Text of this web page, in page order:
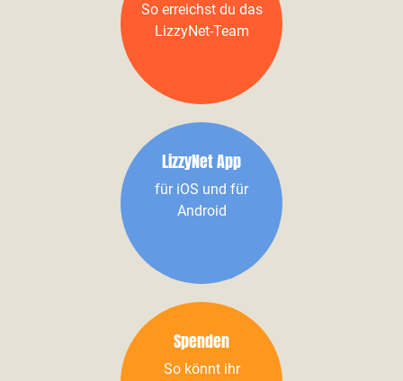
So erreichst du das
LizzyNet-Team
LizzyNet App
für iOS und für
Android
Spenden
So könnt ihr